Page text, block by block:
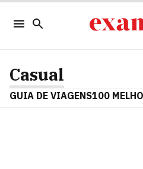
Casual
GUIA DE VIAGENS100